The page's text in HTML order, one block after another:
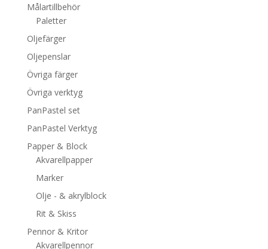
Målartillbehör
Paletter
Oljefärger
Oljepenslar
Övriga färger
Övriga verktyg
PanPastel set
PanPastel Verktyg
Papper & Block
Akvarellpapper
Marker
Olje - & akrylblock
Rit & Skiss
Pennor & Kritor
Akvarellpennor